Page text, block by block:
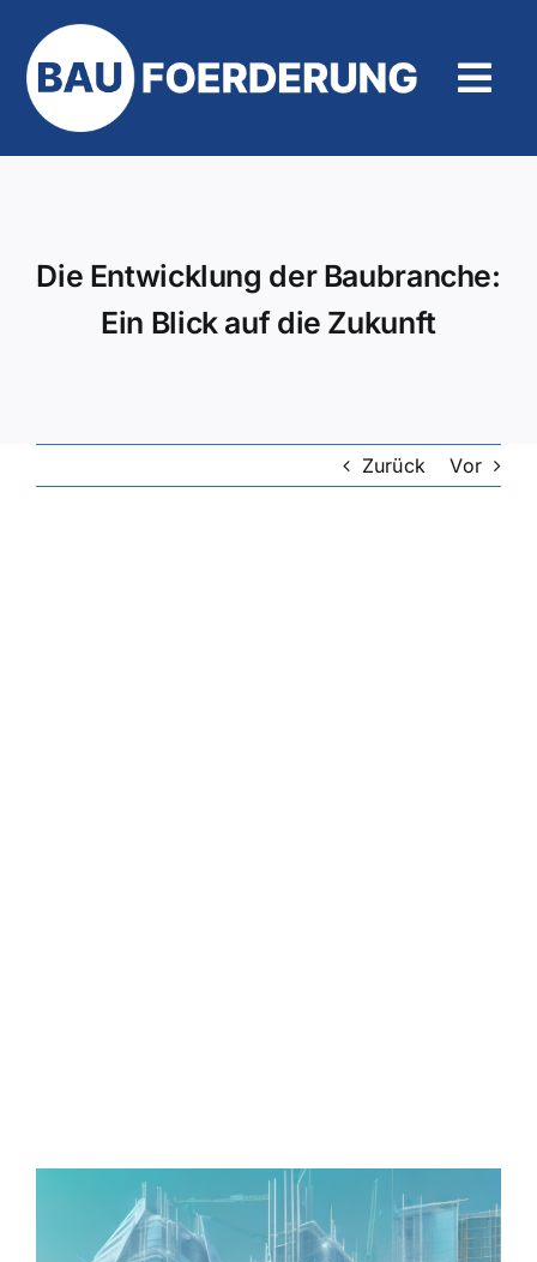
Inhalt
springen
Die Entwicklung der Baubranche:
Ein Blick auf die Zukunft
Zurück Vor
grösseres